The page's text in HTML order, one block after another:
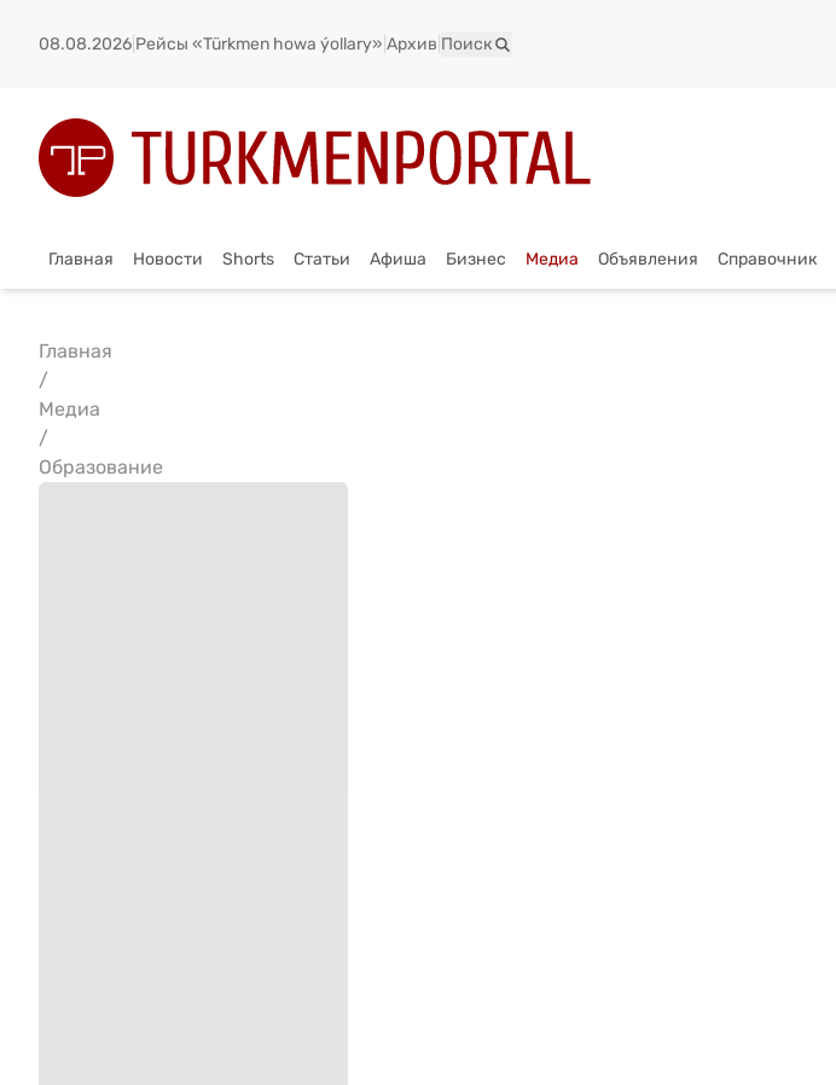
08.08.2026 Рейсы «Türkmen howa ýollary» Архив Поиск
Главная Новости Shorts Статьи Афиша Бизнес Медиа Объявления Справочник
Главная
/
Медиа
/
Образование